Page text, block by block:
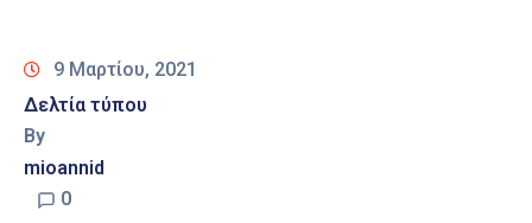
Νέα
Υπηρεσίες
Του
Δήμου
9 Μαρτίου, 2021
Δελτία τύπου
By
mioannid
0